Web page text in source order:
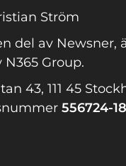
Ström
del av Newsner,
Group.
43, 111 45
556724-